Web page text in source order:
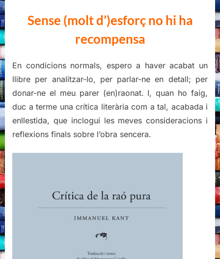
apunt)
Sense (molt d’)esforç no hi ha
recompensa
En condicions normals, espero a haver acabat un
llibre per analitzar-lo, per parlar-ne en detall; per
donar-ne el meu parer (en)raonat. I, quan ho faig,
duc a terme una crítica literària com a tal, acabada i
enllestida, que inclogui les meves consideracions i
reflexions finals sobre l’obra sencera.